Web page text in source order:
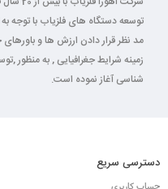
توسعه دستگاه های فلزیاب با توجه
مد نظر قرار دادن ارزش ها و
زمینه شرایط جغرافیایی , به منظور
شناسی آغاز نموده است.
دسترسی سریع